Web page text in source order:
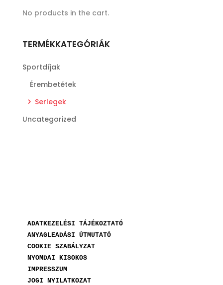
No products in the cart.
TERMÉKKATEGÓRIÁK
Sportdíjak
Érembetétek
Serlegek
Uncategorized
ADATKEZELÉSI TÁJÉKOZTATÓ
ANYAGLEADÁSI ÚTMUTATÓ
COOKIE SZABÁLYZAT
NYOMDAI KISOKOS
IMPRESSZUM
JOGI NYILATKOZAT